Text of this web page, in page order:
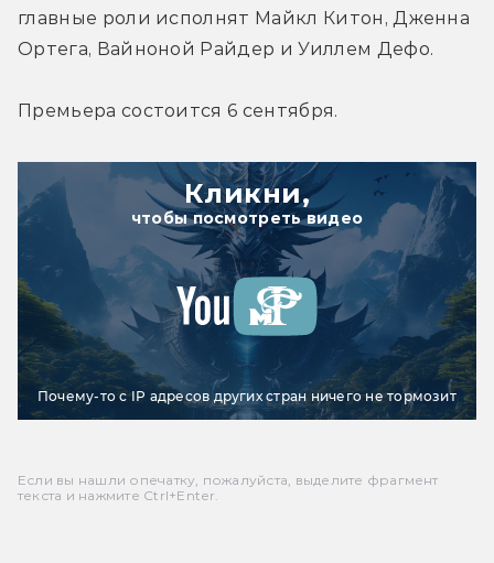
главные роли исполнят Майкл Китон, Дженна
Ортега, Вайноной Райдер и Уиллем Дефо.
Премьера состоится 6 сентября.
Кликни,
чтобы посмотреть видео
Почему-то с IP адресов других стран ничего не тормозит
Если вы нашли опечатку, пожалуйста, выделите фрагмент
текста и нажмите Ctrl+Enter.